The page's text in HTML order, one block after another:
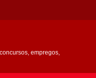
empregos,